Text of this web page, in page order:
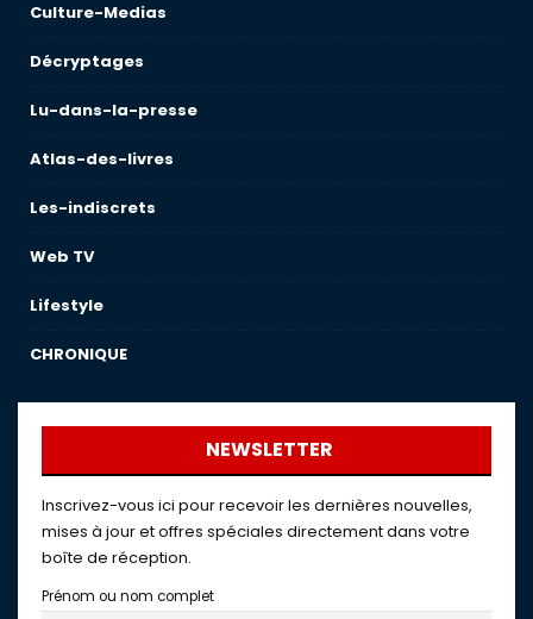
Culture-Medias
Décryptages
Lu-dans-la-presse
Atlas-des-livres
Les-indiscrets
Web TV
Lifestyle
CHRONIQUE
NEWSLETTER
Inscrivez-vous ici pour recevoir les dernières nouvelles,
mises à jour et offres spéciales directement dans votre
boîte de réception.
Prénom ou nom complet